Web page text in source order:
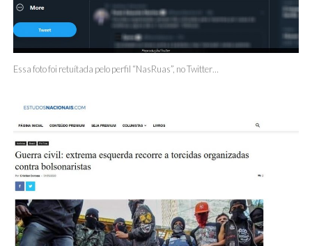
Essa foto foi retuítada pelo perfil “NasRuas”, no Twitter…